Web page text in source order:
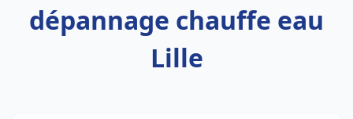
dépannage chauffe eau
Lille